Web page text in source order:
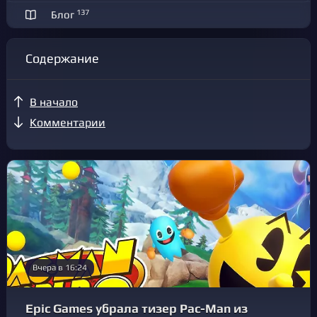
Блог 137
Содержание
В начало
Комментарии
Вчера в 16:24
Epic Games убрала тизер Pac-Man из